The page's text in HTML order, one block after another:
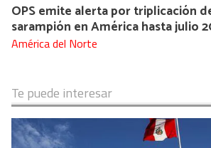
OPS emite alerta por triplicación
sarampión en América hasta julio
América del Norte
Te puede interesar